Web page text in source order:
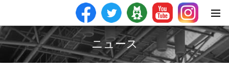
ニュース